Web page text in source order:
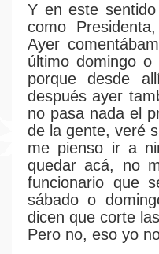
Y en este
como
Ayer
último domingo
porque desde
después ayer
no pasa nada el
de la gente, veré
me pienso ir a
quedar acá, no
funcionario que
sábado o
dicen que corte
Pero no, eso yo